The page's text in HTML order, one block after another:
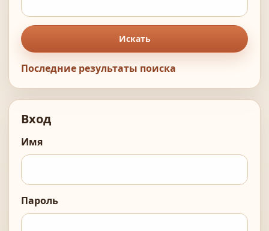
Искать
Последние результаты поиска
Вход
Имя
Пароль